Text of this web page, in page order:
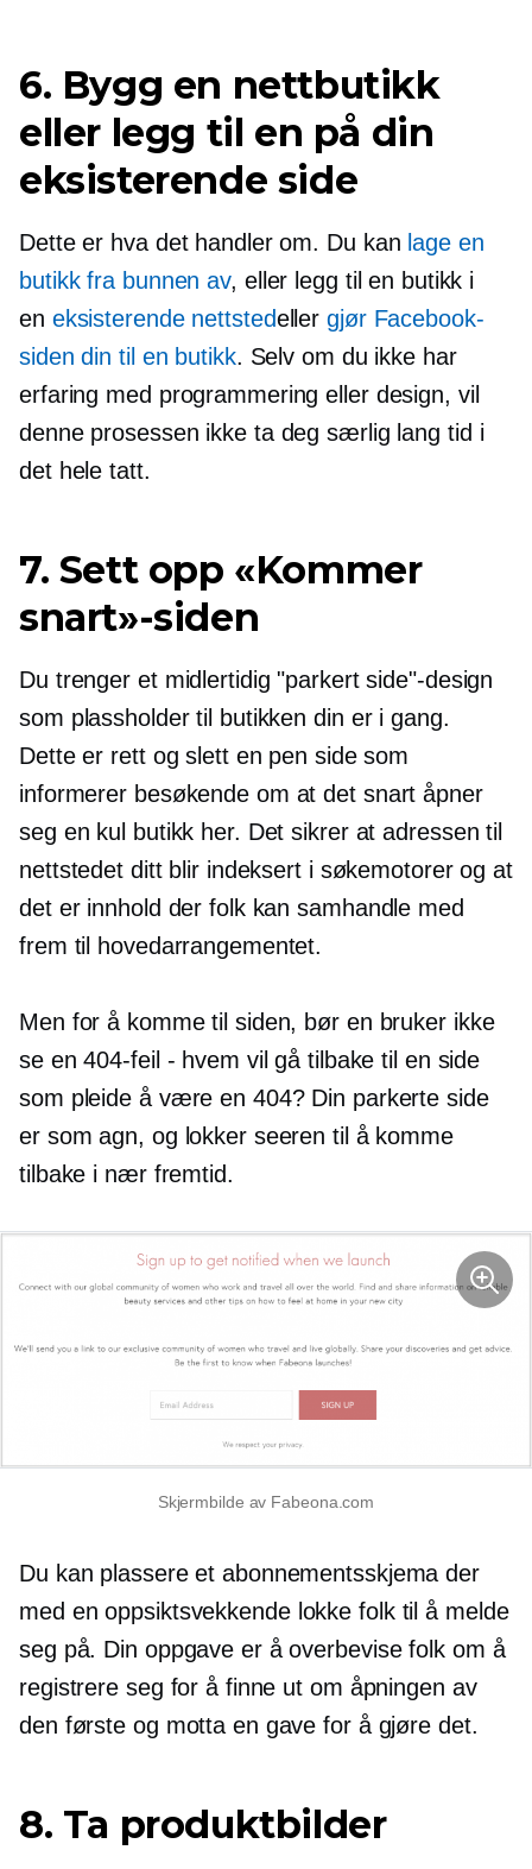
6. Bygg en nettbutikk
eller legg til en på din
eksisterende side
Dette er hva det handler om. Du kan lage en
butikk fra bunnen av, eller legg til en butikk i
en eksisterende nettstedellergjør Facebook-
siden din til en butikk. Selv om du ikke har
erfaring med programmering eller design, vil
denne prosessen ikke ta deg særlig lang tid i
det hele tatt.
7. Sett opp «Kommer
snart»-siden
Du trenger et midlertidig "parkert side"-design
som plassholder til butikken din er i gang.
Dette er rett og slett en pen side som
informerer besøkende om at det snart åpner
seg en kul butikk her. Det sikrer at adressen til
nettstedet ditt blir indeksert i søkemotorer og at
det er innhold der folk kan samhandle med
frem til hovedarrangementet.
Men for å komme til siden, bør en bruker ikke
se en 404-feil - hvem vil gå tilbake til en side
som pleide å være en 404? Din parkerte side
er som agn, og lokker seeren til å komme
tilbake i nær fremtid.
Skjermbilde av Fabeona.com
Du kan plassere et abonnementsskjema der
med enoppsiktsvekkendelokke folk til å melde
seg på. Din oppgave er å overbevise folk om å
registrere seg for å finne ut om åpningen av
den første og motta en gave for å gjøre det.
8. Ta produktbilder